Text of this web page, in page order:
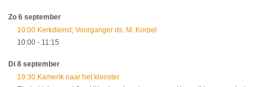
Zo 6 september
10:00 Kerkdienst; Voorganger ds. M. Korpel
10:00 - 11:15
Di 8 september
19:30 Kamerik naar het klooster